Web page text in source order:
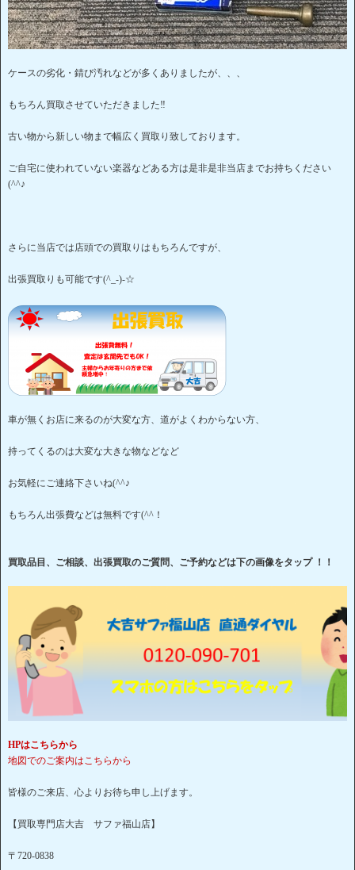
ケースの劣化・錆び汚れなどが多くありましたが、、、
もちろん買取させていただきました‼
古い物から新しい物まで幅広く買取り致しております。
ご自宅に使われていない楽器などある方は是非是非当店までお持ちください
(^^♪
さらに当店では店頭での買取りはもちろんですが、
出張買取りも可能です(^_-)-☆
車が無くお店に来るのが大変な方、道がよくわからない方、
持ってくるのは大変な大きな物などなど
お気軽にご連絡下さいね(^^♪
もちろん出張費などは無料です(^^！
買取品目、ご相談、出張買取のご質問、ご予約などは下の画像をタップ ！！
HPはこちらから
地図でのご案内はこちらから
皆様のご来店、心よりお待ち申し上げます。
【買取専門店大吉 サファ福山店】
〒720-0838